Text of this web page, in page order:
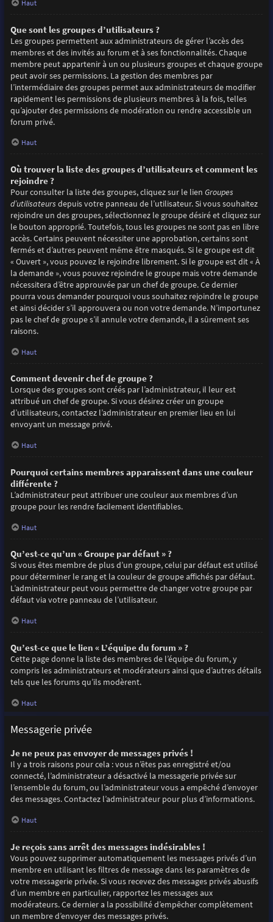
Haut
Que sont les groupes d’utilisateurs ?
Les groupes permettent aux administrateurs de gérer l’accès des
membres et des invités au forum et à ses fonctionnalités. Chaque
membre peut appartenir à un ou plusieurs groupes et chaque groupe
peut avoir ses permissions. La gestion des membres par
l’intermédiaire des groupes permet aux administrateurs de modifier
rapidement les permissions de plusieurs membres à la fois, telles
qu’ajouter des permissions de modération ou rendre accessible un
forum privé.
Haut
Où trouver la liste des groupes d’utilisateurs et comment les
rejoindre ?
Pour consulter la liste des groupes, cliquez sur le lien Groupes
d’utilisateurs depuis votre panneau de l’utilisateur. Si vous souhaitez
rejoindre un des groupes, sélectionnez le groupe désiré et cliquez sur
le bouton approprié. Toutefois, tous les groupes ne sont pas en libre
accès. Certains peuvent nécessiter une approbation, certains sont
fermés et d’autres peuvent même être masqués. Si le groupe est dit
« Ouvert », vous pouvez le rejoindre librement. Si le groupe est dit « À
la demande », vous pouvez rejoindre le groupe mais votre demande
nécessitera d’être approuvée par un chef de groupe. Ce dernier
pourra vous demander pourquoi vous souhaitez rejoindre le groupe
et ainsi décider s’il approuvera ou non votre demande. N’importunez
pas le chef de groupe s’il annule votre demande, il a sûrement ses
raisons.
Haut
Comment devenir chef de groupe ?
Lorsque des groupes sont créés par l’administrateur, il leur est
attribué un chef de groupe. Si vous désirez créer un groupe
d’utilisateurs, contactez l’administrateur en premier lieu en lui
envoyant un message privé.
Haut
Pourquoi certains membres apparaissent dans une couleur
différente ?
L’administrateur peut attribuer une couleur aux membres d’un
groupe pour les rendre facilement identifiables.
Haut
Qu’est-ce qu’un « Groupe par défaut » ?
Si vous êtes membre de plus d’un groupe, celui par défaut est utilisé
pour déterminer le rang et la couleur de groupe affichés par défaut.
L’administrateur peut vous permettre de changer votre groupe par
défaut via votre panneau de l’utilisateur.
Haut
Qu’est-ce que le lien « L’équipe du forum » ?
Cette page donne la liste des membres de l’équipe du forum, y
compris les administrateurs et modérateurs ainsi que d’autres détails
tels que les forums qu’ils modèrent.
Haut
Messagerie privée
Je ne peux pas envoyer de messages privés !
Il y a trois raisons pour cela : vous n’êtes pas enregistré et/ou
connecté, l’administrateur a désactivé la messagerie privée sur
l’ensemble du forum, ou l’administrateur vous a empêché d’envoyer
des messages. Contactez l’administrateur pour plus d’informations.
Haut
Je reçois sans arrêt des messages indésirables !
Vous pouvez supprimer automatiquement les messages privés d’un
membre en utilisant les filtres de message dans les paramètres de
votre messagerie privée. Si vous recevez des messages privés abusifs
d’un membre en particulier, rapportez les messages aux
modérateurs. Ce dernier a la possibilité d’empêcher complètement
un membre d’envoyer des messages privés.